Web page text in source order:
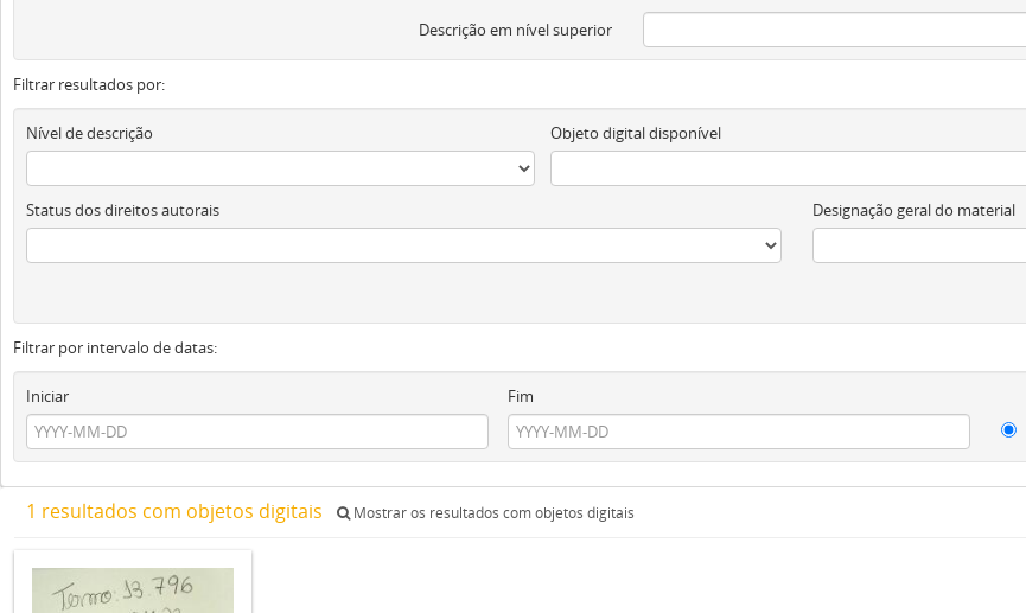
Descrição em nível superior
Filtrar resultados por:
Nível de descrição Objeto digital disponível
Status dos direitos autorais Designação geral do material
Filtrar por intervalo de datas:
Iniciar
Fim
1 resultados com objetos digitais Mostrar os resultados com objetos digitais